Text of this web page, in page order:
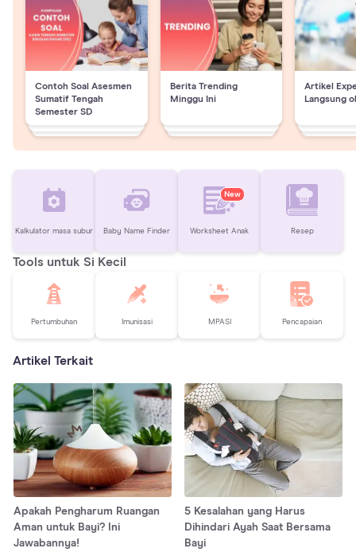
Contoh Soal Asesmen
Sumatif Tengah
Semester SD
Berita Trending
Minggu Ini
Artikel
Langsung
Kalkulator masa subur Baby Name Finder
New
Worksheet Anak Resep
Tools untuk Si Kecil
Pertumbuhan Imunisasi MPASI Pencapaian
Artikel Terkait
Apakah Pengharum Ruangan
Aman untuk Bayi? Ini
Jawabannya!
5 Kesalahan yang Harus
Dihindari Ayah Saat Bersama
Bayi